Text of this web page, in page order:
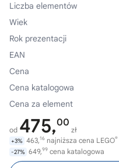
Liczba elementów
Wiek
Rok prezentacji
EAN
Cena
Cena katalogowa
Cena za element
od 475,00
zł
+3% 463,16 najniższa cena LEGO®
-27% 649,99 cena katalogowa